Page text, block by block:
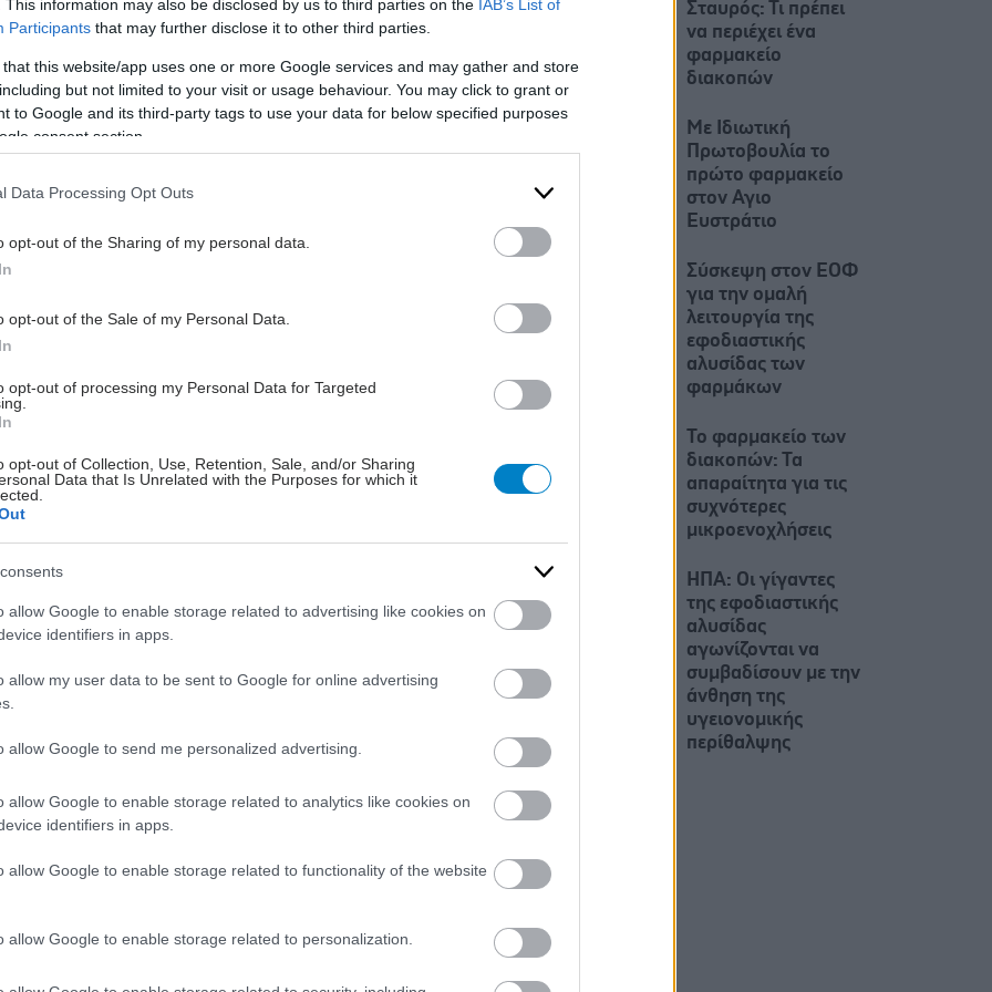
This information may also be disclosed by us to third parties on the IAB’s List of
Participants that may further disclose it to other third parties.
that this website/app uses one or more Google services and may gather and store
but not limited to your visit or usage behaviour. You may click to grant or
to Google and its third-party tags to use your data for below specified purposes
consent section.
Data Processing Opt Outs
opt-out of the Sharing of my personal data.
opt-out of the Sale of my Personal Data.
opt-out of processing my Personal Data for Targeted
opt-out of Collection, Use, Retention, Sale, and/or Sharing
Data that Is Unrelated with the Purposes for which it
allow Google to enable storage related to advertising like cookies on
identifiers in apps.
allow my user data to be sent to Google for online advertising
allow Google to send me personalized advertising.
allow Google to enable storage related to analytics like cookies on
identifiers in apps.
allow Google to enable storage related to functionality of the website
allow Google to enable storage related to personalization.
μέλος της ΕΕ & ΕΟΧ.
που πολίτης άλλου κράτους μέλους της ΕΕ &
ασφάλισής του, δύναται να εκτελείται σε
εφαρμόζοντας τις διατάξεις της Οδηγίας
και της Εκτελεστικής Οδηγίας 2012/25/ΕΕ.
αναγνωρίζονται και εκτελούνται εφόσον
Νομοθεσία και επιτρέπουν την ασφαλή
του φαρμάκου ή του ιατροτεχνολογικού
αυτή,ο ασθενής καταβάλλει το σύνολο της
του φαρμάκου ή του ιατροτεχνολογικού προϊόντος
του σύμφωνα με τη νομοθεσία που εφαρμόζει
Επισημαίνεται ότι η γλωσσική διαφοροποίηση
δεν συνιστά από μόνη της λόγο απόρριψης, υπό
ότι τα στοιχεία της συνταγής είναι κατανοητά
μέλη της ΕΕ.
σε άλλο κράτος μέλος και αντλούνται μέσω του
portal/login η εκτέλεση
στην αναγκαία ταυτοποίηση του ασφαλισμένου
Σταυρός: Τι πρέπει
να περιέχει ένα
φαρμακείο
διακοπών
Με Ιδιωτική
Πρωτοβουλία το
πρώτο φαρμακείο
στον Αγιο
Ευστράτιο
Σύσκεψη στον ΕΟΦ
για την ομαλή
λειτουργία της
εφοδιαστικής
αλυσίδας των
φαρμάκων
Το φαρμακείο των
διακοπών: Τα
απαραίτητα για τις
συχνότερες
μικροενοχλήσεις
ΗΠΑ: Οι γίγαντες
της εφοδιαστικής
αλυσίδας
αγωνίζονται να
συμβαδίσουν με την
άνθηση της
υγειονομικής
περίθαλψης